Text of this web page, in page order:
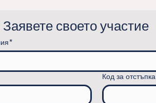
Заявете своето участие
Код за отстъпка